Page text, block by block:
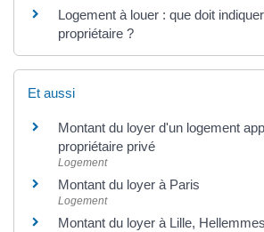
Logement à louer : que doit
propriétaire ?
Et aussi
Montant du loyer d'un logement
propriétaire privé
Logement
Montant du loyer à Paris
Logement
Montant du loyer à Lille,